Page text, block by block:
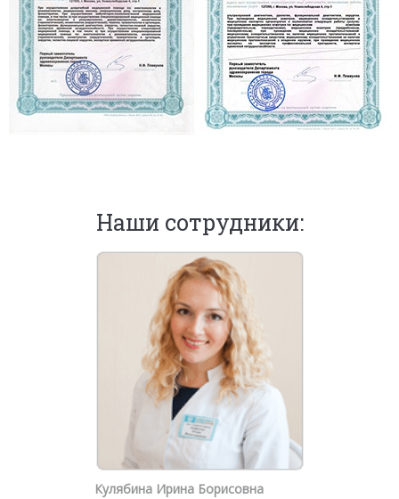
Наши сотрудники:
Кулябина Ирина Борисовна